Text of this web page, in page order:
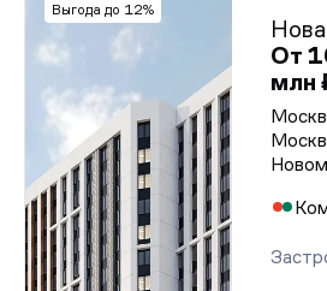
Выгода до 12%
От
млн